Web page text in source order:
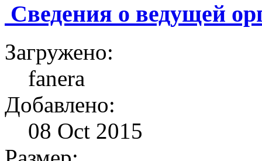
Сведения о ведущей
Загружено:
fanera
Добавлено:
08 Oct 2015